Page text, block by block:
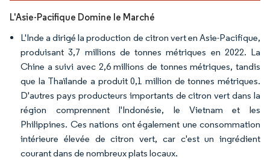
L'Asie-Pacifique Domine le Marché
L'Inde a dirigé la production de citron vert en Asie-Pacifique,
produisant 3,7 millions de tonnes métriques en 2022. La
Chine a suivi avec 2,6 millions de tonnes métriques, tandis
que la Thaïlande a produit 0,1 million de tonnes métriques.
D'autres pays producteurs importants de citron vert dans la
région comprennent l'Indonésie, le Vietnam et les
Philippines. Ces nations ont également une consommation
intérieure élevée de citron vert, car c'est un ingrédient
courant dans de nombreux plats locaux.